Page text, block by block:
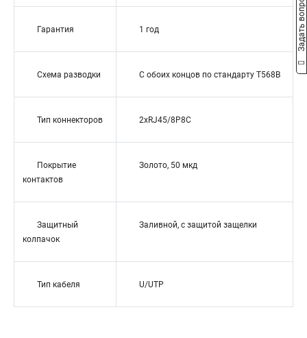
Гарантия 1 год
Схема разводки С обоих концов по стандарту T568B
Тип коннекторов 2xRJ45/8P8C
Покрытие
контактов
Золото, 50 мкд
Защитный
колпачок
Заливной, с защитой защелки
Тип кабеля U/UTP
Задать вопрос